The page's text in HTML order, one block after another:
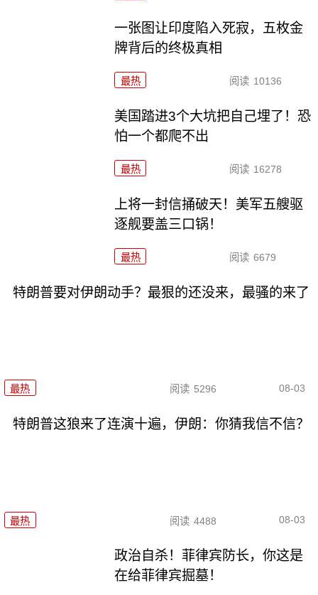
一张图让印度陷入死寂，五枚金
牌背后的终极真相
最热 阅读 10136
美国踏进3个大坑把自己埋了！恐
怕一个都爬不出
最热 阅读 16278
上将一封信捅破天！美军五艘驱
逐舰要盖三口锅！
最热 阅读 6679
特朗普要对伊朗动手？最狠的还没来，最骚的来了
最热 阅读 5296 08-03
特朗普这狼来了连演十遍，伊朗：你猜我信不信？
最热 阅读 4488 08-03
政治自杀！菲律宾防长，你这是
在给菲律宾掘墓！